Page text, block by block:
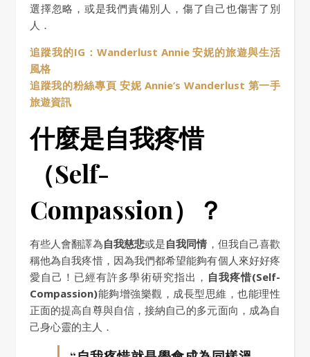
選擇忽略，或是我們責備別人，傷了自己也傷害了別
人．
追蹤我的IG：Wanderlust Annie 安妮的旅遊與生活
風格
追蹤我的粉絲專頁 安妮 Annie’s Wanderlust 第一手
旅遊資訊
什麼是自我疼惜
（Self-
Compassion）？
有些人會翻譯為自我慈悲或是自我同情 ，但我自己喜歡
稱他為自我疼惜，因為我們都希望能夠有個人來好好疼
愛自己！已經有許多學術研究指出， 自我疼惜(Self-
Compassion)能夠增強樂觀，成長型思維，也能理性
正面的提高自尊與自信，接納自己的多元面向，成為自
己身心靈的主人．